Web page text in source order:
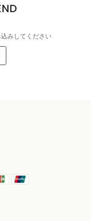
みしてください